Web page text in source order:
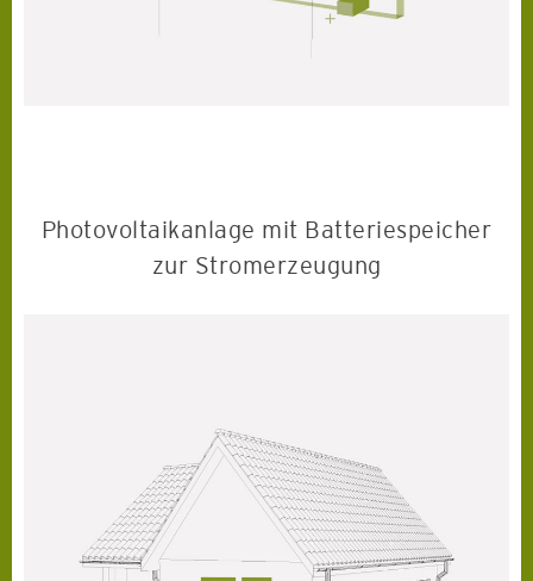
Photovoltaikanlage mit Batteriespeicher
zur Stromerzeugung